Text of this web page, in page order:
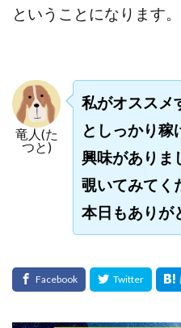
ということになります。
竜人(た
つと)
私がオススメ
としっかり稼
興味がありま
覗いてみてく
本日もありが
ネットサーフィンをお金に換
はるかコーチング
マスターピース(MASTER
フォリオJP(Folio)
ふく
プラチナメソッド2024
フラットワーク
フリー
フルーツ(スマホをタップす
ほったらかしFX運営事務局